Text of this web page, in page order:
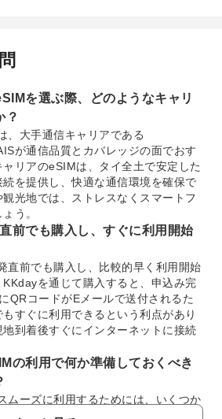
を選ぶ際、どのようなキャリ
？
、大手通信キャリアである
が通信品質とカバレッジの面でおす
リアのeSIMは、タイ全土で安定した
を提供し、快適な通信環境を確保で
光地では、ストレスなくスマートフ
う。
前でも購入し、すぐに利用開始
直前でも購入し、比較的早く利用開始
を通じて購入すると、申込み完
QRコードがEメールで送付されるた
すぐに利用できるという利点があり
到着後すぐにインターネットに接続
の利用で何か準備しておくべき
ムーズに利用するためには、いくつか
ず、お使いのスマートフォンがeSIM対